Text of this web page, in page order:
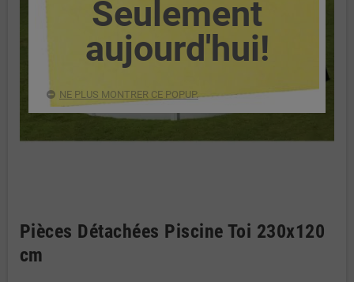
Pièces Détachées Piscine Toi 230x120
cm
Seulement
aujourd'hui!
NE PLUS MONTRER CE POPUP.